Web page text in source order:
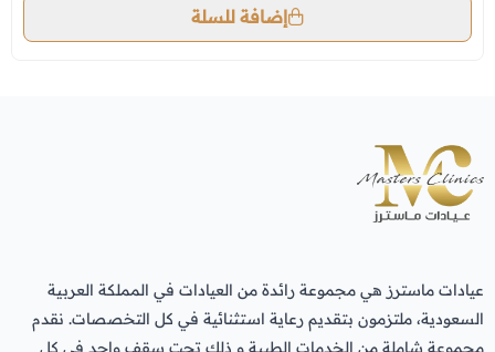
إضافة للسلة
عيادات ماسترز هي مجموعة رائدة من العيادات في المملكة العربية
السعودية، ملتزمون بتقديم رعاية استثنائية في كل التخصصات. نقدم
مجموعة شاملة من الخدمات الطبية و ذلك تحت سقف واحد في كل